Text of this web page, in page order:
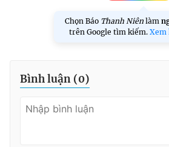
Chọn Báo Thanh Niên làm
trên Google tìm kiếm. Xem
Bình luận (0)